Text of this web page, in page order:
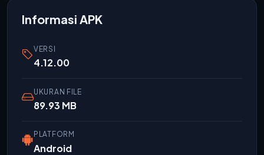
Informasi APK
VERSI
4.12.00
UKURAN FILE
89.93 MB
PLATFORM
Android